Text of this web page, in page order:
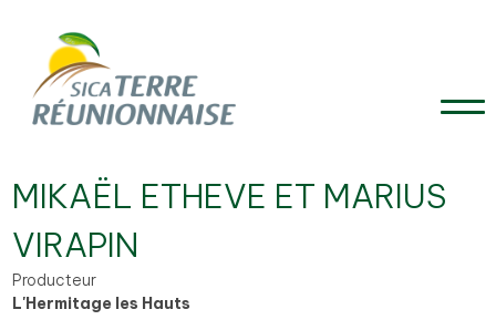
MIKAËL ETHEVE ET MARIUS
VIRAPIN
Producteur
L'Hermitage les Hauts